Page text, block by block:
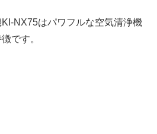
NX75はパワフルな空気清浄機
です。